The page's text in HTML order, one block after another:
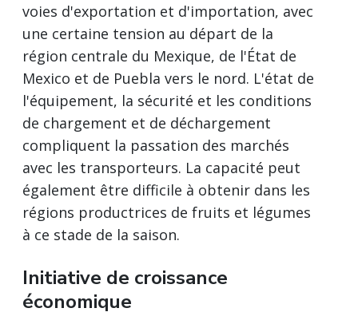
voies d'exportation et d'importation, avec
une certaine tension au départ de la
région centrale du Mexique, de l'État de
Mexico et de Puebla vers le nord. L'état de
l'équipement, la sécurité et les conditions
de chargement et de déchargement
compliquent la passation des marchés
avec les transporteurs. La capacité peut
également être difficile à obtenir dans les
régions productrices de fruits et légumes
à ce stade de la saison.
Initiative de croissance
économique